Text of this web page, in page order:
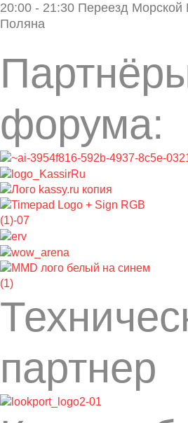
20:00 - 21:30 Переезд Морской
Поляна
форума:
партнер